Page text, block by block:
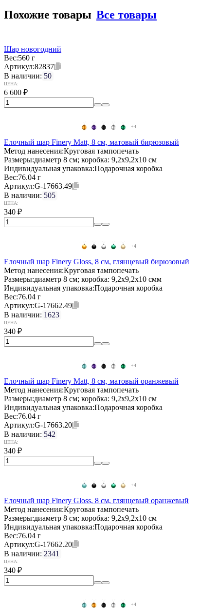
Похожие товары Все товары
Шар новогодний
Вес:560 г
Артикул:82837
В наличии: 50
ЦЕНА:
6 600 ₽
+4
Елочный шар Finery Matt, 8 см, матовый бирюзовый
Метод нанесения:Круговая тампопечать
Размеры:диаметр 8 см; коробка: 9,2х9,2х10 см
Индивидуальная упаковка:Подарочная коробка
Вес:76.04 г
Артикул:G-17663.49
В наличии: 505
ЦЕНА:
340 ₽
+4
Елочный шар Finery Gloss, 8 см, глянцевый бирюзовый
Метод нанесения:Круговая тампопечать
Размеры:диаметр 8 см; коробка: 9,2х9,2х10 смм
Индивидуальная упаковка:Подарочная коробка
Вес:76.04 г
Артикул:G-17662.49
В наличии: 1623
ЦЕНА:
340 ₽
+4
Елочный шар Finery Matt, 8 см, матовый оранжевый
Метод нанесения:Круговая тампопечать
Размеры:диаметр 8 см; коробка: 9,2х9,2х10 см
Индивидуальная упаковка:Подарочная коробка
Вес:76.04 г
Артикул:G-17663.20
В наличии: 542
ЦЕНА:
340 ₽
+4
Елочный шар Finery Gloss, 8 см, глянцевый оранжевый
Метод нанесения:Круговая тампопечать
Размеры:диаметр 8 см; коробка: 9,2х9,2х10 см
Индивидуальная упаковка:Подарочная коробка
Вес:76.04 г
Артикул:G-17662.20
В наличии: 2341
ЦЕНА:
340 ₽
+4